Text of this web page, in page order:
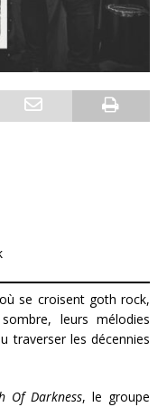
se croisent goth rock,
leurs mélodies
traverser les décennies
Of Darkness, le groupe